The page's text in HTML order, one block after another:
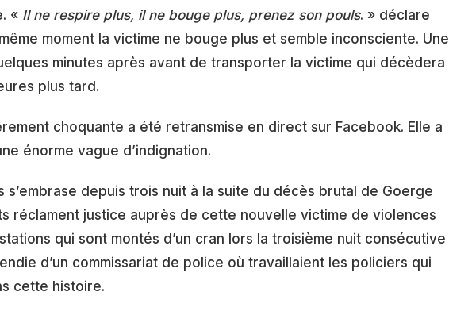
« Il ne respire plus, il ne bouge plus, prenez son pouls. » déclare
même moment la victime ne bouge plus et semble inconsciente. Une
minutes après avant de transporter la victime qui décèdera
plus tard.
choquante a été retransmise en direct sur Facebook. Elle a
énorme vague d’indignation.
s’embrase depuis trois nuit à la suite du décès brutal de Goerge
réclament justice auprès de cette nouvelle victime de violences
qui sont montés d’un cran lors la troisième nuit consécutive
d’un commissariat de police où travaillaient les policiers qui
cette histoire.